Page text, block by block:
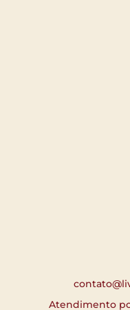
Atendimento